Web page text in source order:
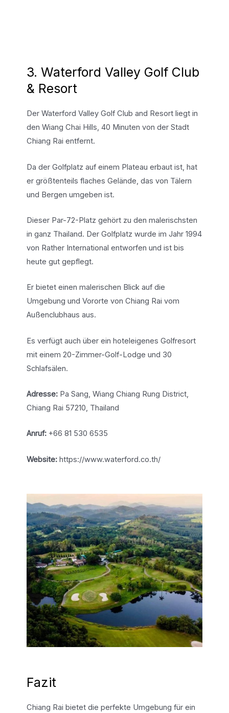
3. Waterford Valley Golf Club
& Resort
Der Waterford Valley Golf Club and Resort liegt in
den Wiang Chai Hills, 40 Minuten von der Stadt
Chiang Rai entfernt.
Da der Golfplatz auf einem Plateau erbaut ist, hat
er größtenteils flaches Gelände, das von Tälern
und Bergen umgeben ist.
Dieser Par-72-Platz gehört zu den malerischsten
in ganz Thailand. Der Golfplatz wurde im Jahr 1994
von Rather International entworfen und ist bis
heute gut gepflegt.
Er bietet einen malerischen Blick auf die
Umgebung und Vororte von Chiang Rai vom
Außenclubhaus aus.
Es verfügt auch über ein hoteleigenes Golfresort
mit einem 20-Zimmer-Golf-Lodge und 30
Schlafsälen.
Adresse: Pa Sang, Wiang Chiang Rung District,
Chiang Rai 57210, Thailand
Anruf:+66 81 530 6535
Website:https://www.waterford.co.th/
Fazit
Chiang Rai bietet die perfekte Umgebung für ein